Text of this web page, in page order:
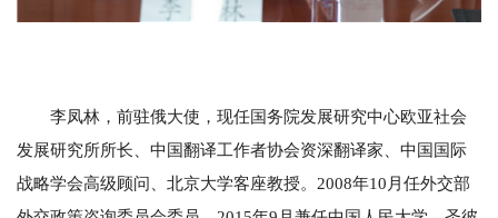
李凤林，前驻俄大使，现任国务院发展研究中心欧亚社会
发展研究所所长、中国翻译工作者协会资深翻译家、中国国际
战略学会高级顾问、北京大学客座教授。2008年10月任外交部